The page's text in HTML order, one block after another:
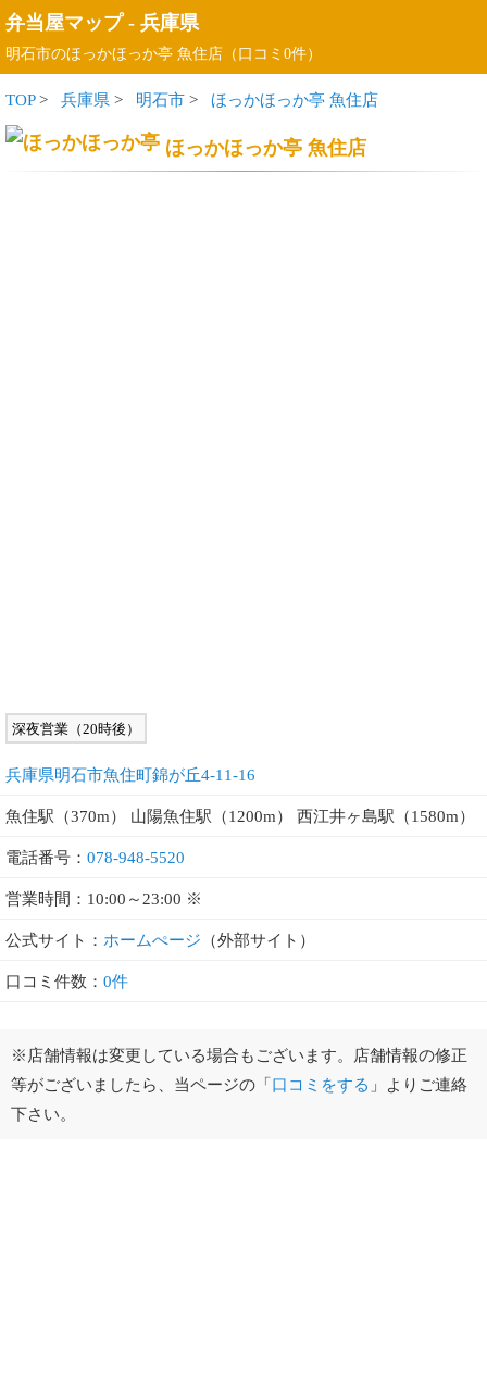
弁当屋マップ- 兵庫県
明石市のほっかほっか亭 魚住店（口コミ0件）
TOP> 兵庫県 > 明石市 > ほっかほっか亭 魚住店
ほっかほっか亭 魚住店
深夜営業（20時後）
兵庫県明石市魚住町錦が丘4-11-16
魚住駅（370m） 山陽魚住駅（1200m） 西江井ヶ島駅（1580m）
電話番号： 078-948-5520
営業時間：10:00～23:00 ※
公式サイト： ホームぺージ （外部サイト）
口コミ件数： 0件
※店舗情報は変更している場合もございます。店舗情報の修正
等がございましたら、当ページの「口コミをする 」よりご連絡
下さい。